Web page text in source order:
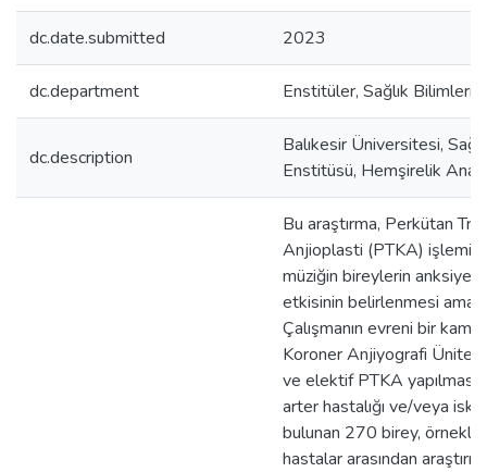
dc.date.submitted 2023
dc.department Enstitüler, Sağlık Bilimleri
dc.description
Balıkesir Üniversitesi,
Enstitüsü, Hemşirelik Ana
Bu araştırma, Perkütan
Anjioplasti (PTKA) işlemi
müziğin bireylerin
etkisinin belirlenmesi
Çalışmanın evreni bir
Koroner Anjiyografi
ve elektif PTKA yapılması
arter hastalığı ve/veya
bulunan 270 birey,
hastalar arasından